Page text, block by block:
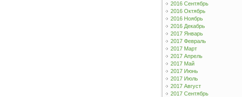
2016 Сентябрь
2016 Октябрь
2016 Ноябрь
2016 Декабрь
2017 Январь
2017 Февраль
2017 Март
2017 Апрель
2017 Май
2017 Июнь
2017 Июль
2017 Август
2017 Сентябрь